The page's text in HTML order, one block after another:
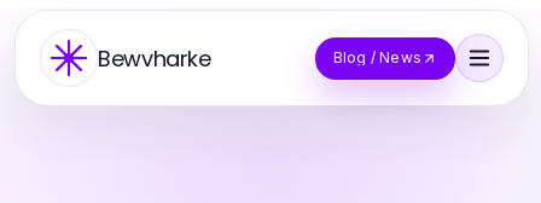
Bewvharke Blog / News